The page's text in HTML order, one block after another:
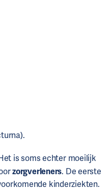
is soms echter moeilijk
zorgverleners. De eerste
kinderziekten.